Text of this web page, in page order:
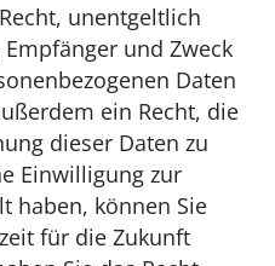
unentgeltlich
und Zweck
Daten
ein Recht, die
dieser Daten zu
Einwilligung zur
haben, können Sie
für die Zukunft